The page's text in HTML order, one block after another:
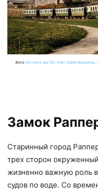
Фото: By trams aux fils. from Chêne-
Замок
Старинный город
трех сторон
жизненно важную роль
судов по воде. Со